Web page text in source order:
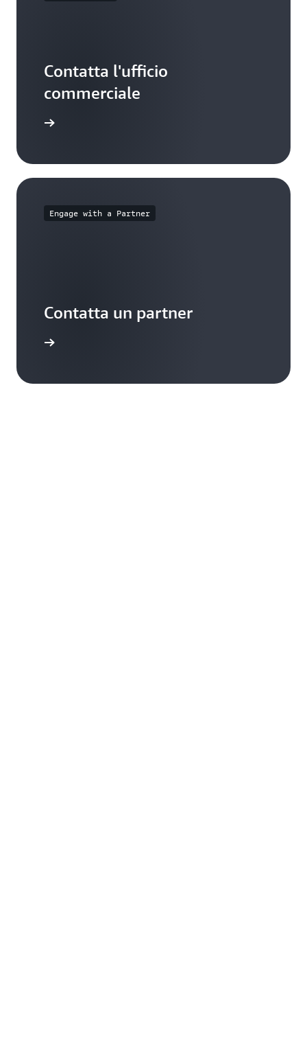
Contatta l'ufficio
commerciale
Engage with a Partner
Contatta un partner